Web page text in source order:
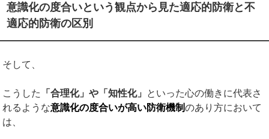
意識化の度合いという観点から見た適応的防衛と不
適応的防衛の区別
そして、
こうした 「合理化」や「知性化」 といった心の働きに代表さ
れるような意識化の度合いが高い防衛機制のあり方において
は、